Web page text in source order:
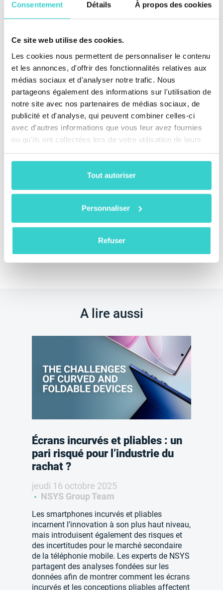
Consentement Détails À propos des cookies
Ce site web utilise des cookies.
Les cookies nous permettent de personnaliser le contenu
et les annonces, d'offrir des fonctionnalités relatives aux
médias sociaux et d'analyser notre trafic. Nous
partageons également des informations sur l'utilisation de
notre site avec nos partenaires de médias sociaux, de
publicité et d'analyse, qui peuvent combiner celles-ci
avec d'autres informations que vous leur avez fournies
ou qu'ils ont collectées lors de votre utilisation de leurs
Tout autoriser
Personnaliser
Refuser
Inspectez les téléphones d’occasion à grande
échelle et obtenez des prix de reprise précis pour
Reeva Nova
A lire aussi
Écrans incurvés et pliables : un
pari risqué pour l’industrie du
rachat ?
jeudi 16 octobre 2025
NSYS Group Team
Les smartphones incurvés et pliables
incarnent l’innovation à son plus haut niveau,
mais introduisent également des risques et
des incertitudes pour le marché secondaire
de la téléphonie mobile. Les experts de NSYS
partagent des analyses fondées sur les
données afin de montrer comment les écrans
incurvés et les conceptions pliables affectent